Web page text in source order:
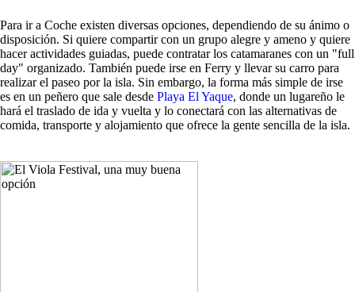
Para ir a Coche existen diversas opciones, dependiendo de su ánimo o
disposición. Si quiere compartir con un grupo alegre y ameno y quiere
hacer actividades guiadas, puede contratar los catamaranes con un "full
day" organizado. También puede irse en Ferry y llevar su carro para
realizar el paseo por la isla. Sin embargo, la forma más simple de irse
es en un peñero que sale desde Playa El Yaque, donde un lugareño le
hará el traslado de ida y vuelta y lo conectará con las alternativas de
comida, transporte y alojamiento que ofrece la gente sencilla de la isla.